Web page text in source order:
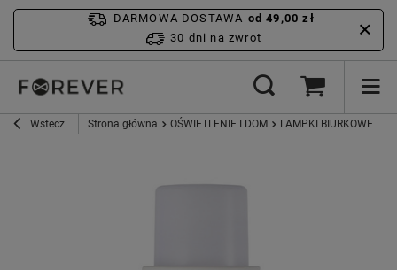
DARMOWA DOSTAWA od 49,00 zł
30 dni na zwrot
Wstecz Strona główna OŚWIETLENIE I DOM LAMPKI BIURKOWE